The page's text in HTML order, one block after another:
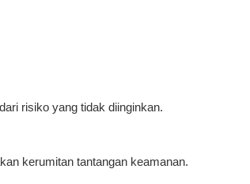
risiko yang tidak diinginkan.
kerumitan tantangan keamanan.